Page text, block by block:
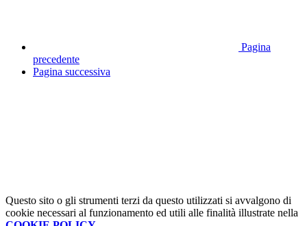
Pagina
precedente
Pagina successiva
Questo sito o gli strumenti terzi da questo utilizzati si avvalgono di
cookie necessari al funzionamento ed utili alle finalità illustrate nella